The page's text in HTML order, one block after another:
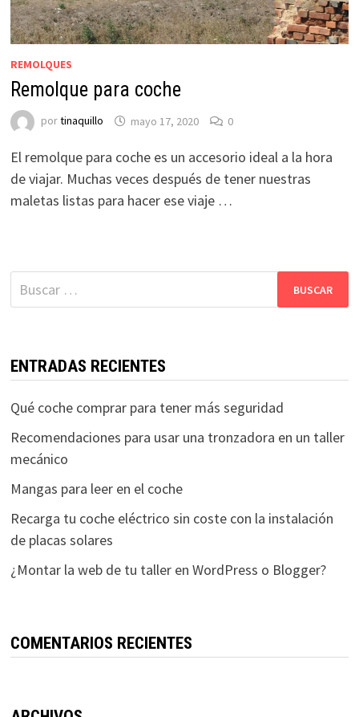
REMOLQUES
Remolque para coche
portinaquillo mayo 17, 2020 0
El remolque para coche es un accesorio ideal a la hora
de viajar. Muchas veces después de tener nuestras
maletas listas para hacer ese viaje …
Buscar:
ENTRADAS RECIENTES
Qué coche comprar para tener más seguridad
Recomendaciones para usar una tronzadora en un taller
mecánico
Mangas para leer en el coche
Recarga tu coche eléctrico sin coste con la instalación
de placas solares
¿Montar la web de tu taller en WordPress o Blogger?
COMENTARIOS RECIENTES